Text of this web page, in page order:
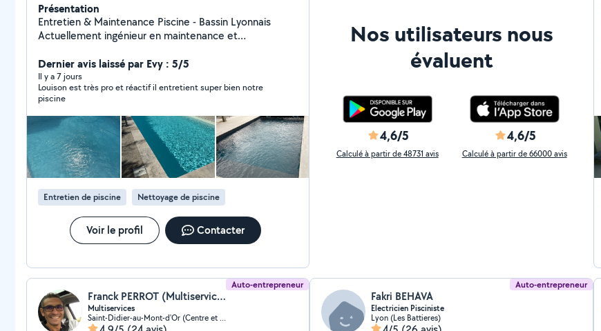
Présentation
Entretien & Maintenance Piscine - Bassin Lyonnais
Actuellement ingénieur en maintenance et
compétences techniques à votre service pour
l'entretien de vos piscines. J'interviens principalement
pour l'entretien de votre piscine. Services Piscine (Tout
type de bassin et de traitement) : - Entretien ponctuel
ou régulier - Rattrapage d'eau verte - Mise en hivernage
(actif / passif) et remise en route post-hivernage -
Maintenance technique (pompe, filtre à sable,
électrolyseur, etc.) - Installation et dépannage
hydraulique / Filtration.
Dernier avis laissé par Evy : 5/5
Il y a 7 jours
Louison est très pro et réactif il entretient super bien notre
piscine
Entretien de piscine Nettoyage de piscine
Voir le profil Contacter
Nos utilisateurs nous
évaluent
4,6/5
Calculé à partir de 48731 avis
4,6/5
Calculé à partir de 66000 avis
Auto-entrepreneur
Franck PERROT (Multiservices des monts d’or)
Multiservices
Saint-Didier-au-Mont-d'Or (Centre et Nord Ouest)
Auto-entrepreneur
Fakri BEHAVA
Electricien Pisciniste
Lyon (Les Battieres)